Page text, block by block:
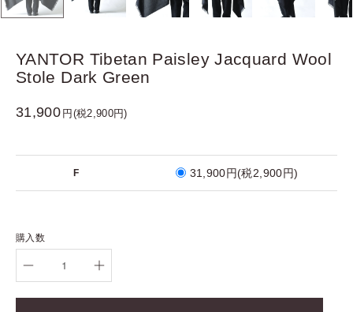
YANTOR Tibetan Paisley Jacquard Wool
Stole Dark Green
31,900 円(税2,900円)
F 31,900円(税2,900円)
購入数